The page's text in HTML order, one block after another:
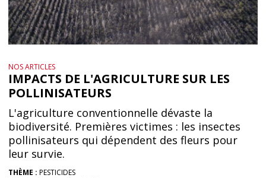
NOS ARTICLES
IMPACTS DE L'AGRICULTURE SUR LES
POLLINISATEURS
L'agriculture conventionnelle dévaste la
biodiversité. Premières victimes : les insectes
pollinisateurs qui dépendent des fleurs pour
leur survie.
THÈME : PESTICIDES